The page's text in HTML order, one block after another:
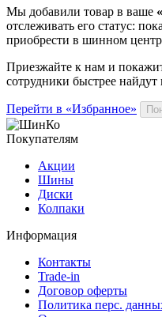
Мы добавили товар в ваше
отслеживать его статус:
приобрести в шинном
Приезжайте к нам и
сотрудники быстрее найдут
Перейти в «Избранное»
Покупателям
Акции
Шины
Диски
Колпаки
Информация
Контакты
Trade-in
Договор оферты
Политика перс.